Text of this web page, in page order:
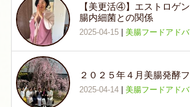
【美更活④】エストロゲ
腸内細菌との関係
2025-04-15| 美腸フードアド
２０２５年４月美腸発酵
2025-04-14| 美腸フードアド